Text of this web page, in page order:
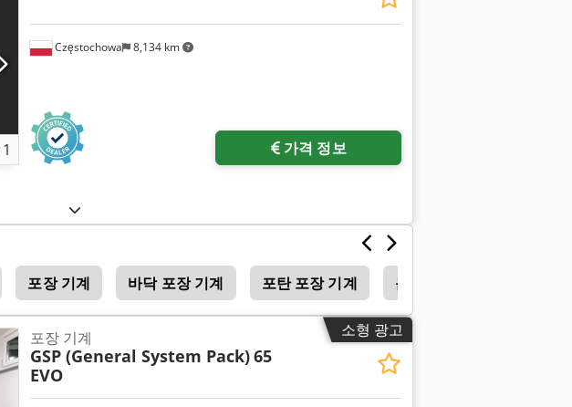
1
Częstochowa 8,134 km
가격 정보
포장 기계 바닥 포장 기계 포탄 포장 기계 음식 포장 기계
소형 광고
포장 기계
GSP (General System Pack)65
EVO